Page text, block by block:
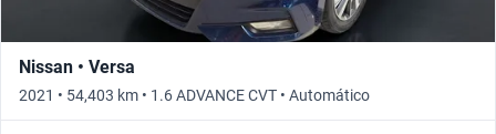
Nissan • Versa
2021 • 54,403 km • 1.6 ADVANCE CVT • Automático